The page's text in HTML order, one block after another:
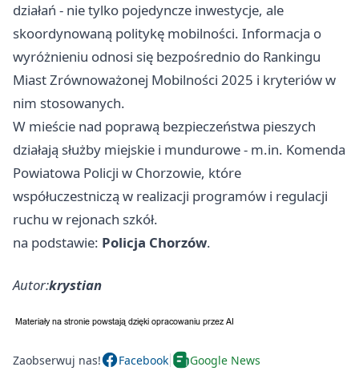
działań - nie tylko pojedyncze inwestycje, ale
skoordynowaną politykę mobilności. Informacja o
wyróżnieniu odnosi się bezpośrednio do Rankingu
Miast Zrównoważonej Mobilności 2025 i kryteriów w
nim stosowanych.
W mieście nad poprawą bezpieczeństwa pieszych
działają służby miejskie i mundurowe - m.in. Komenda
Powiatowa Policji w Chorzowie, które
współuczestniczą w realizacji programów i regulacji
ruchu w rejonach szkół.
na podstawie: Policja Chorzów.
Autor:krystian
Zaobserwuj nas! Facebook Google News